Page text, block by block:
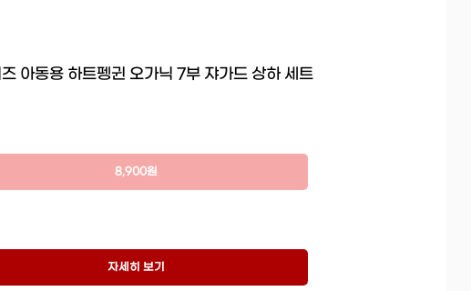
아동용 하트펭귄 오가닉 7부 쟈가드 상하 세트
8,900원
자세히 보기